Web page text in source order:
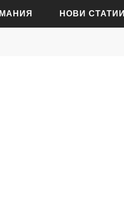
НОВИ СТАТИИ